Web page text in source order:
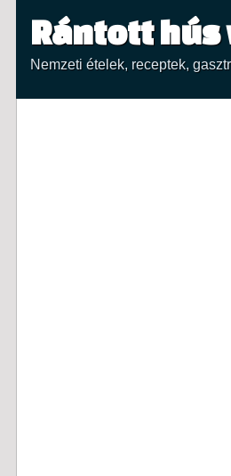
Rántott hús
Nemzeti ételek, receptek,